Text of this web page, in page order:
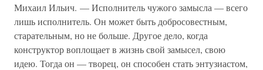
Михаил Ильич. — Исполнитель чужого замысла — всего
лишь исполнитель. Он может быть добросовестным,
старательным, но не больше. Другое дело, когда
конструктор воплощает в жизнь свой замысел, свою
идею. Тогда он — творец, он способен стать энтузиастом,